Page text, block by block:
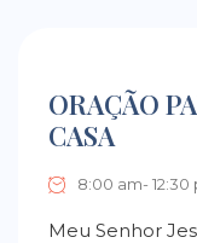
ORAÇÃO
CASA
8:00 am- 12:30
Meu Senhor